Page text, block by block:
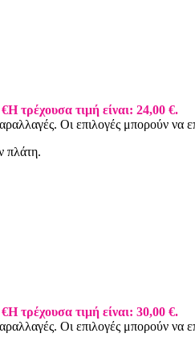
€Η τρέχουσα τιμή είναι: 24,00 €.
Οι επιλογές μπορούν να
πλάτη.
€Η τρέχουσα τιμή είναι: 30,00 €.
Οι επιλογές μπορούν να